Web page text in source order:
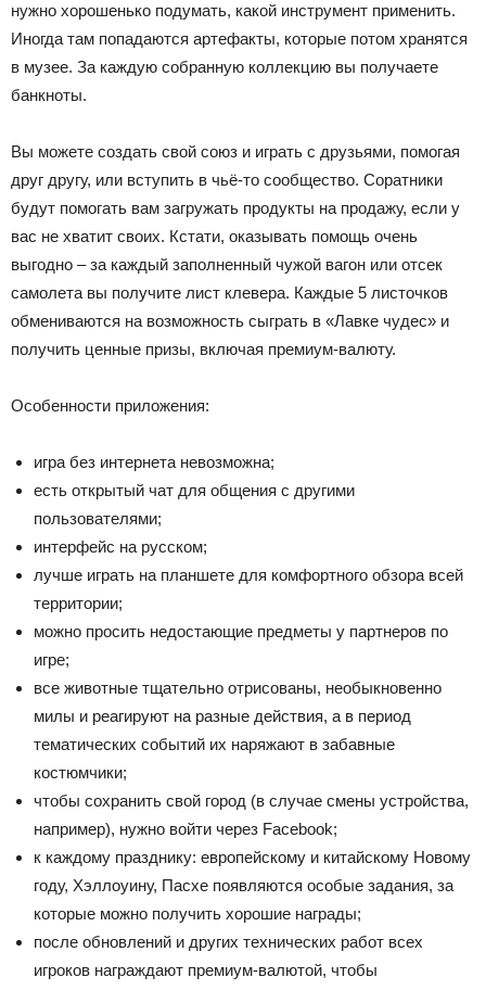
нужно хорошенько подумать, какой инструмент применить.
Иногда там попадаются артефакты, которые потом хранятся
в музее. За каждую собранную коллекцию вы получаете
банкноты.
Вы можете создать свой союз и играть с друзьями, помогая
друг другу, или вступить в чьё-то сообщество. Соратники
будут помогать вам загружать продукты на продажу, если у
вас не хватит своих. Кстати, оказывать помощь очень
выгодно – за каждый заполненный чужой вагон или отсек
самолета вы получите лист клевера. Каждые 5 листочков
обмениваются на возможность сыграть в «Лавке чудес» и
получить ценные призы, включая премиум-валюту.
Особенности приложения:
игра без интернета невозможна;
есть открытый чат для общения с другими
пользователями;
интерфейс на русском;
лучше играть на планшете для комфортного обзора всей
территории;
можно просить недостающие предметы у партнеров по
игре;
все животные тщательно отрисованы, необыкновенно
милы и реагируют на разные действия, а в период
тематических событий их наряжают в забавные
костюмчики;
чтобы сохранить свой город (в случае смены устройства,
например), нужно войти через Facebook;
к каждому празднику: европейскому и китайскому Новому
году, Хэллоуину, Пасхе появляются особые задания, за
которые можно получить хорошие награды;
после обновлений и других технических работ всех
игроков награждают премиум-валютой, чтобы